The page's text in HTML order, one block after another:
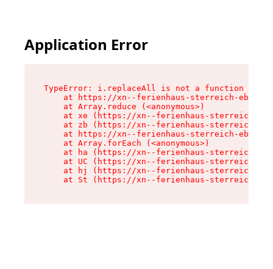
Application Error
TypeError: i.replaceAll is not a function
at https://xn--ferienhaus-sterreich-
    at Array.reduce (<anonymous>)
at xe (https://xn--ferienhaus-sterreich-
at zb (https://xn--ferienhaus-sterreich-
at https://xn--ferienhaus-sterreich-
    at Array.forEach (<anonymous>)
at ha (https://xn--ferienhaus-sterreich-
at UC (https://xn--ferienhaus-sterreich-
at hj (https://xn--ferienhaus-sterreich-
at St (https://xn--ferienhaus-sterreich-